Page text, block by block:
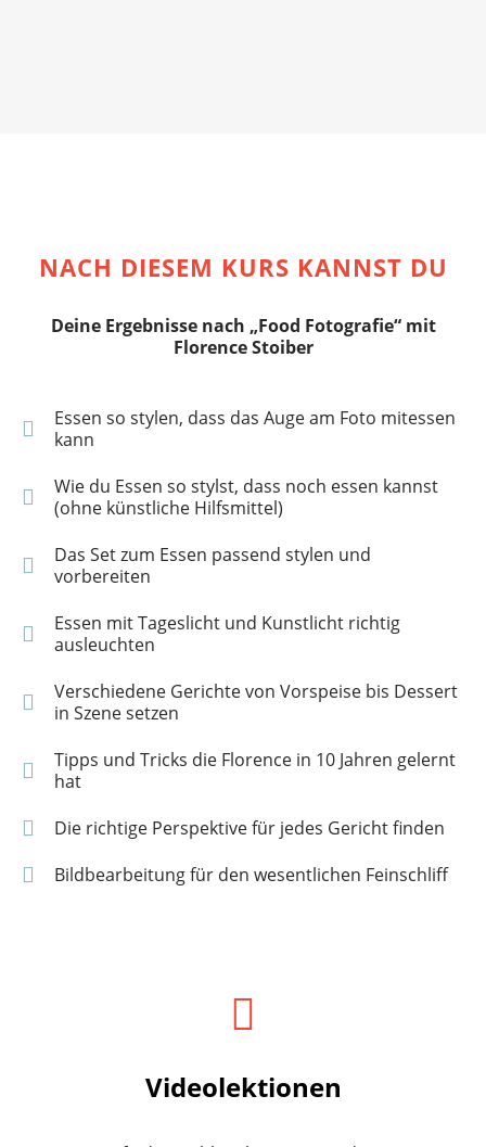
NACH DIESEM KURS KANNST DU
Deine Ergebnisse nach „Food Fotografie“ mit
Florence Stoiber
Essen so stylen, dass das Auge am Foto mitessen
kann
Wie du Essen so stylst, dass noch essen kannst
(ohne künstliche Hilfsmittel)
Das Set zum Essen passend stylen und
vorbereiten
Essen mit Tageslicht und Kunstlicht richtig
ausleuchten
Verschiedene Gerichte von Vorspeise bis Dessert
in Szene setzen
Tipps und Tricks die Florence in 10 Jahren gelernt
hat
Die richtige Perspektive für jedes Gericht finden
Bildbearbeitung für den wesentlichen Feinschliff
Videolektionen